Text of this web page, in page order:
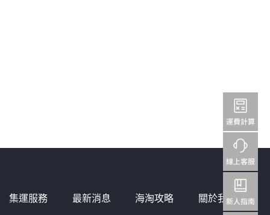
集運服務 最新消息 海淘攻略 關於我們